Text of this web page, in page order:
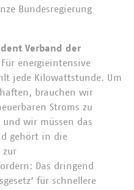
Bundesregierung
Verband der
energieintensive
jede Kilowattstunde. Um
brauchen wir
Stroms zu
wir müssen das
gehört in die
zur
Das dringend
für schnellere